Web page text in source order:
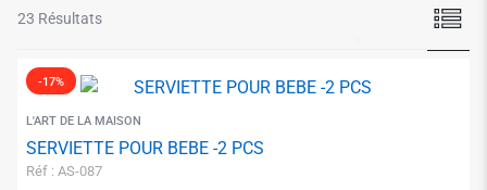
23 Résultats
-17%
L'ART DE LA MAISON
SERVIETTE POUR BEBE -2 PCS
Réf : AS-087